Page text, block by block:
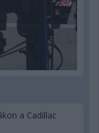
a Cadillac